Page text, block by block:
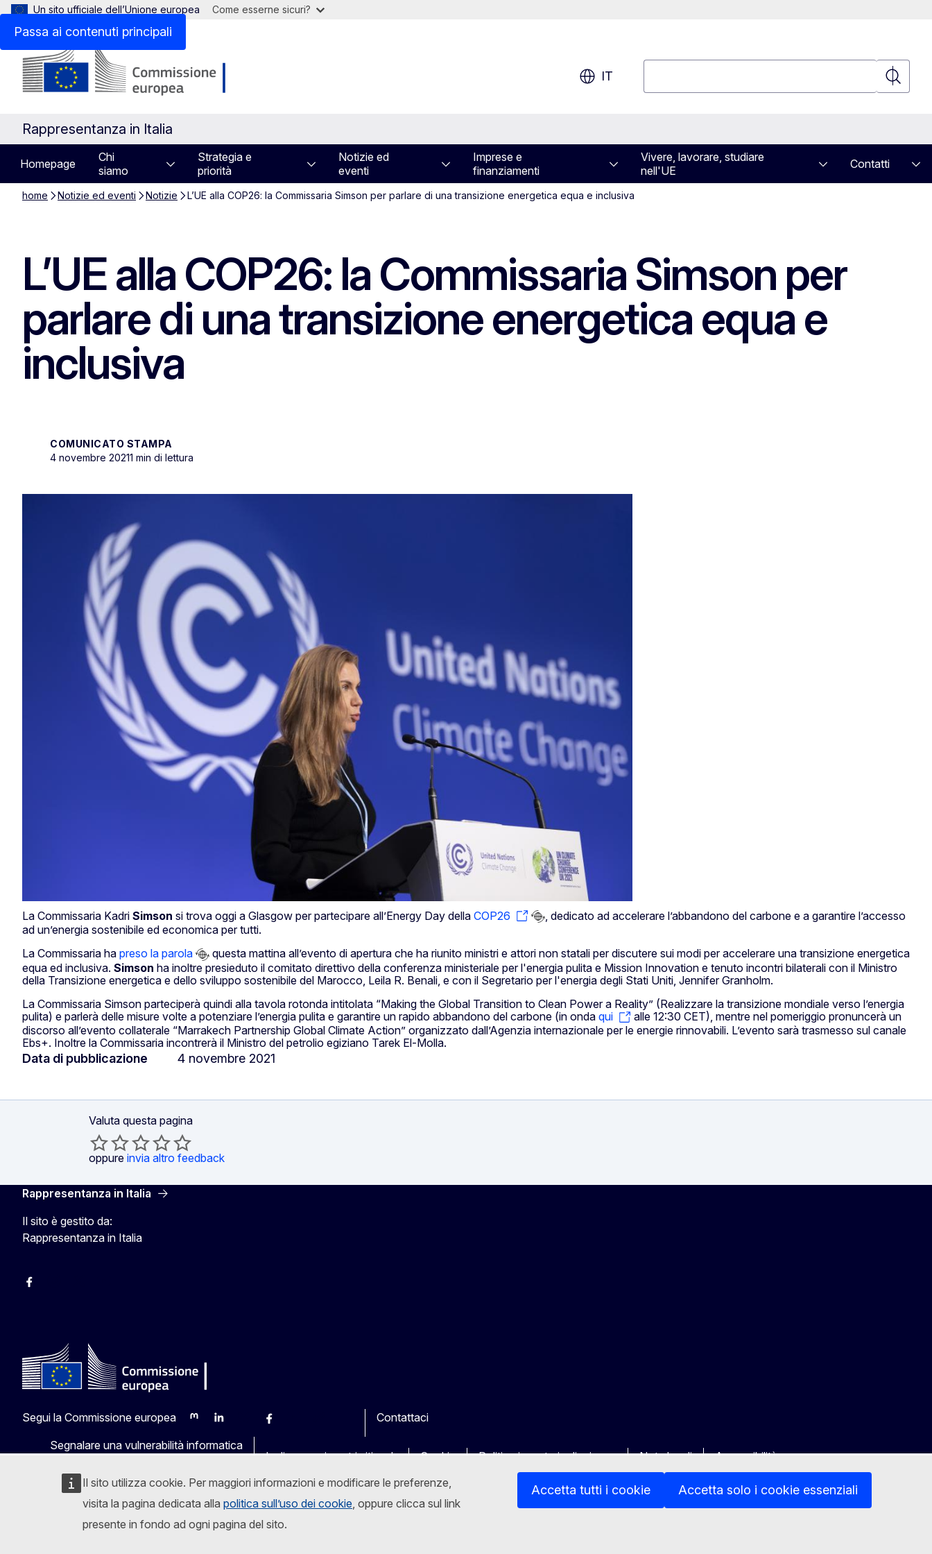
Passa ai contenuti principali
Il sito utilizza cookie. Per maggiori informazioni e modificare le preferenze,
visita la pagina dedicata alla politica sull’uso dei cookie, oppure clicca sul link
presente in fondo ad ogni pagina del sito.
Accetta tutti i cookie Accetta solo i cookie essenziali
Un sito ufficiale dell’Unione europea Come esserne sicuri?
IT
Cerca
Rappresentanza in Italia
Homepage
Chi
siamo
Strategia e
priorità
Notizie ed
eventi
Imprese e
finanziamenti
Vivere, lavorare, studiare
nell'UE
Contatti
home Notizie ed eventi Notizie L’UE alla COP26: la Commissaria Simson per parlare di una transizione energetica equa e inclusiva
L’UE alla COP26: la Commissaria Simson per
parlare di una transizione energetica equa e
inclusiva
COMUNICATO STAMPA
4 novembre 20211 min di lettura
La Commissaria Kadri Simson si trova oggi a Glasgow per partecipare all’Energy Day della COP26
, dedicato ad accelerare l’abbandono del carbone e a garantire l’accesso
ad un’energia sostenibile ed economica per tutti.
La Commissaria ha preso la parola
questa mattina all’evento di apertura che ha riunito ministri e attori non statali per discutere sui modi per accelerare una transizione energetica
equa ed inclusiva. Simson ha inoltre presieduto il comitato direttivo della conferenza ministeriale per l'energia pulita e Mission Innovation e tenuto incontri bilaterali con il Ministro
della Transizione energetica e dello sviluppo sostenibile del Marocco, Leila R. Benali, e con il Segretario per l'energia degli Stati Uniti, Jennifer Granholm.
La Commissaria Simson parteciperà quindi alla tavola rotonda intitolata “Making the Global Transition to Clean Power a Reality” (Realizzare la transizione mondiale verso l’energia
pulita) e parlerà delle misure volte a potenziare l’energia pulita e garantire un rapido abbandono del carbone (in onda qui
alle 12:30 CET), mentre nel pomeriggio pronuncerà un
discorso all’evento collaterale “Marrakech Partnership Global Climate Action” organizzato dall’Agenzia internazionale per le energie rinnovabili. L’evento sarà trasmesso sul canale
Ebs+. Inoltre la Commissaria incontrerà il Ministro del petrolio egiziano Tarek El-Molla.
Data di pubblicazione 4 novembre 2021
Valuta questa pagina
oppure invia altro feedback
Rappresentanza in Italia
Il sito è gestito da:
Rappresentanza in Italia
Facebook Europa in Italia
Segui la Commissione europea
MastodonLinkedInBlueskyFacebook
Contattaci
Segnalare una vulnerabilità informatica
Le lingue sui nostri siti web
Cookie Politica in materia di privacy Note legali Accessibilità